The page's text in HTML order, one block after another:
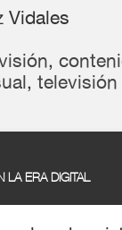
Vidales
,
, televisión
LA ERA DIGITAL